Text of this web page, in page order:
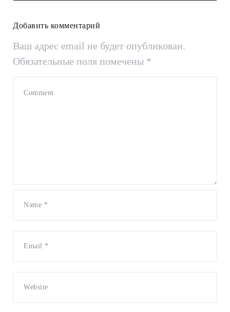
Добавить комментарий
Ваш адрес email не будет опубликован.
Обязательные поля помечены *